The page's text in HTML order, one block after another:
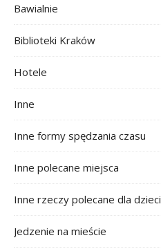
Bawialnie
Biblioteki Kraków
Hotele
Inne
Inne formy spędzania czasu
Inne polecane miejsca
Inne rzeczy polecane dla dzieci
Jedzenie na mieście